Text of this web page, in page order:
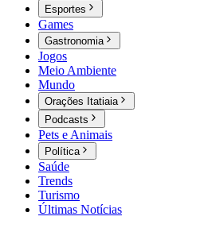
Esportes
Games
Gastronomia
Jogos
Meio Ambiente
Mundo
Orações Itatiaia
Podcasts
Pets e Animais
Política
Saúde
Trends
Turismo
Últimas Notícias